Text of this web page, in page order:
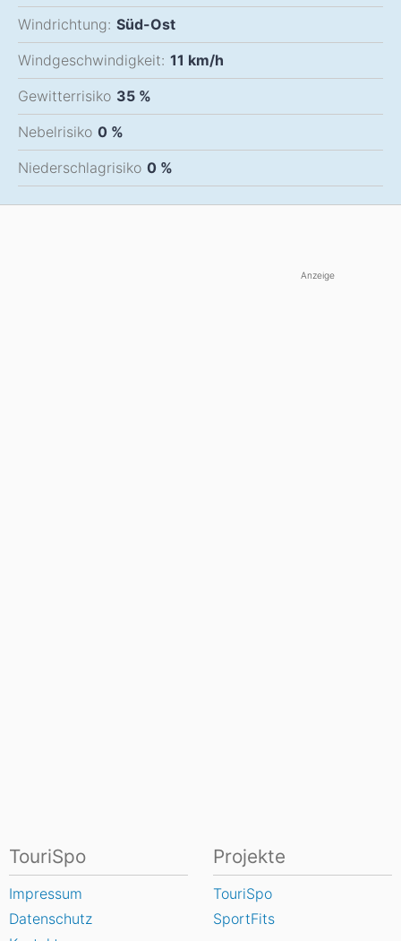
Windrichtung: Süd-Ost
Windgeschwindigkeit: 11 km/h
Gewitterrisiko 35 %
Nebelrisiko 0 %
Niederschlagrisiko 0 %
Anzeige
TouriSpo
Impressum
Datenschutz
Projekte
TouriSpo
SportFits